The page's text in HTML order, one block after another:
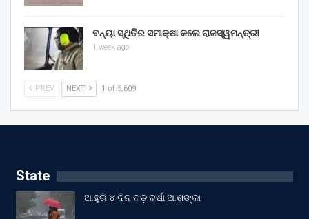
ବନ୍ୟା ସ୍ଥିତିର ସମୀକ୍ଷା କଲେ ରାଜସ୍ୱମନ୍ତ୍ରୀ
1 week ago
PREV NEXT 1 of 5,609
State
ଆହୁରି ୪ ଦିନ ବଡ଼ ବର୍ଷା ଆଶଙ୍କା